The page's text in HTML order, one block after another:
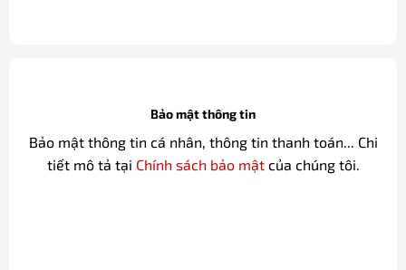
Bảo mật thông tin
Bảo mật thông tin cá nhân, thông tin thanh toán... Chi
tiết mô tả tại Chính sách bảo mậtcủa chúng tôi.